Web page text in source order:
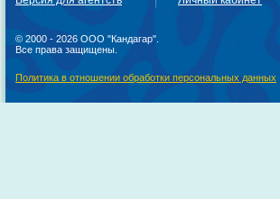
© 2000 - 2026 ООО "Кандагар".
Все права защищены.
Политика в отношении обработки персональных данных